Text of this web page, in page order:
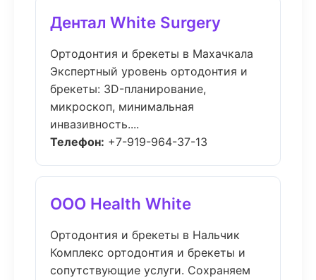
Дентал White Surgery
Ортодонтия и брекеты в Махачкала
Экспертный уровень ортодонтия и
брекеты: 3D-планирование,
микроскоп, минимальная
инвазивность....
Телефон: +7-919-964-37-13
ООО Health White
Ортодонтия и брекеты в Нальчик
Комплекс ортодонтия и брекеты и
сопутствующие услуги. Сохраняем